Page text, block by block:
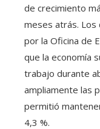
de crecimiento
meses atrás. Los
por la Oficina de
que la economía
trabajo durante
ampliamente las
permitió
4,3 %.